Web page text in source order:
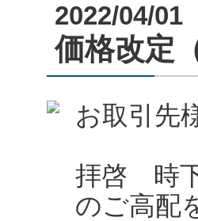
2022/04/01
価格改定
お取引先
拝啓 時
のご高配